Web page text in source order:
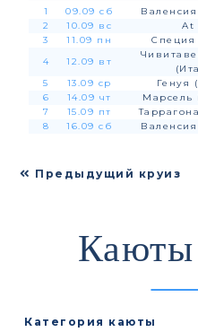
1
09.09 сб
2
10.09 вс At
3
11.09 пн Специя
4
12.09 вт
5
13.09 ср Генуя
6
14.09 чт Марсель
7
15.09 пт
8
16.09 сб
Предыдущий круиз
Категория каюты